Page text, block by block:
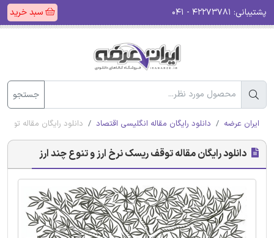
پشتیبانی: سبد خرید
جستجو
ایران عرضه دانلود رایگان مقاله انگلیسی اقتصاد دانلود رایگان مقاله
دانلود رایگان مقاله توقف ریسک نرخ ارز و تنوع چند ارز